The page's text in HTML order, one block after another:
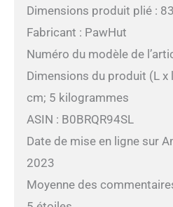
Dimensions produit plié :
Fabricant : PawHut
Numéro du modèle de
Dimensions du produit (L x
cm; 5 kilogrammes
ASIN : B0BRQR94SL
Date de mise en ligne sur
2023
Moyenne des